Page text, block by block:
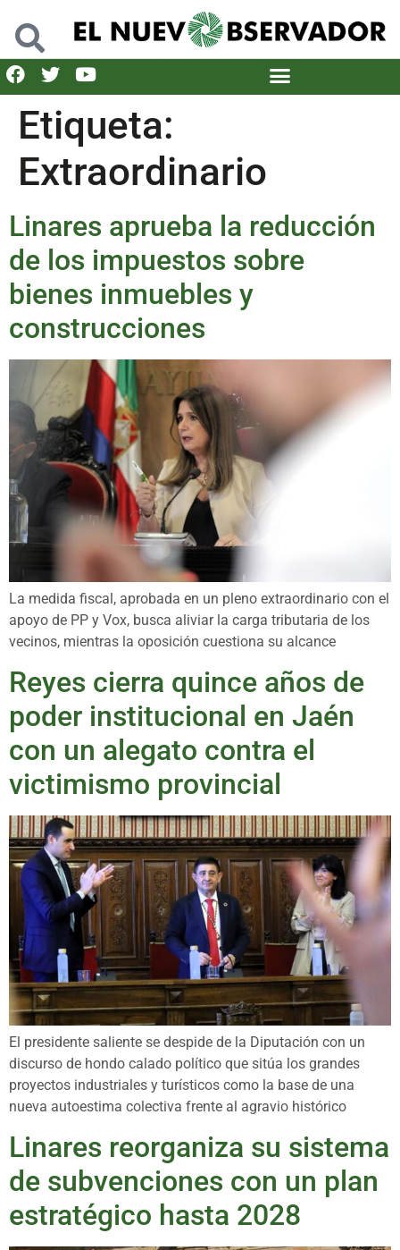
Etiqueta:
Extraordinario
Linares aprueba la reducción
de los impuestos sobre
bienes inmuebles y
construcciones
La medida fiscal, aprobada en un pleno extraordinario con el
apoyo de PP y Vox, busca aliviar la carga tributaria de los
vecinos, mientras la oposición cuestiona su alcance
Reyes cierra quince años de
poder institucional en Jaén
con un alegato contra el
victimismo provincial
El presidente saliente se despide de la Diputación con un
discurso de hondo calado político que sitúa los grandes
proyectos industriales y turísticos como la base de una
nueva autoestima colectiva frente al agravio histórico
Linares reorganiza su sistema
de subvenciones con un plan
estratégico hasta 2028